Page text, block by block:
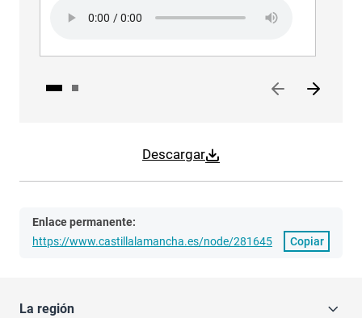
Descargar
Enlace permanente:
https://www.castillalamancha.es/node/281645
Copiar
La región